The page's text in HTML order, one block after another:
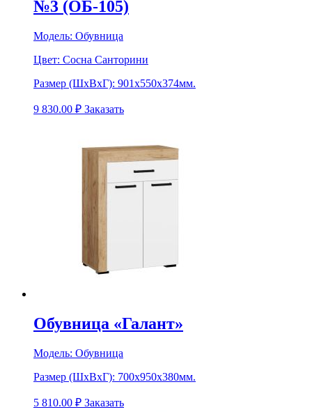
№3 (ОБ-105)
Модель: Обувница
Цвет: Сосна Санторини
Размер (ШхВхГ): 901х550х374мм.
9 830.00 ₽ Заказать
Обувница «Галант»
Модель: Обувница
Размер (ШхВхГ): 700х950х380мм.
5 810.00 ₽ Заказать